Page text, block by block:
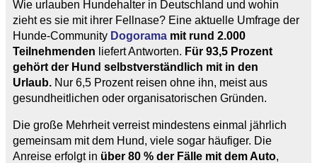
Wie urlauben Hundehalter in Deutschland und wohin
zieht es sie mit ihrer Fellnase? Eine aktuelle Umfrage der
Hunde-Community Dogorama mit rund 2.000
Teilnehmenden liefert Antworten. Für 93,5 Prozent
gehört der Hund selbstverständlich mit in den
Urlaub. Nur 6,5 Prozent reisen ohne ihn, meist aus
gesundheitlichen oder organisatorischen Gründen.
Die große Mehrheit verreist mindestens einmal jährlich
gemeinsam mit dem Hund, viele sogar häufiger. Die
Anreise erfolgt in über 80 % der Fälle mit dem Auto,